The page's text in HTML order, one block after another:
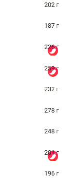
202 г
187 г
226 г
259 г
232 г
278 г
248 г
201 г
196 г